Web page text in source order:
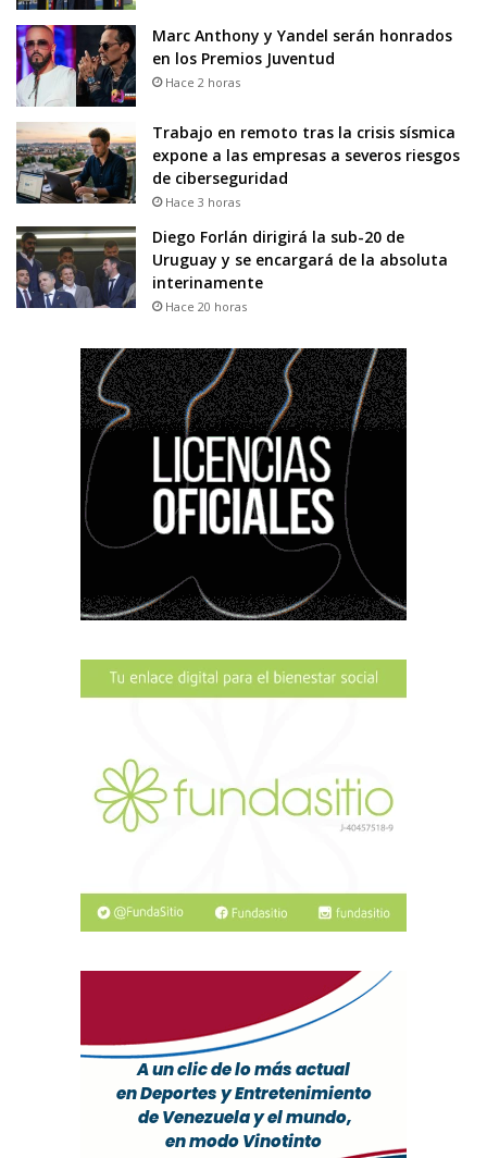
Marc Anthony y Yandel serán honrados
en los Premios Juventud
Hace 2 horas
Trabajo en remoto tras la crisis sísmica
expone a las empresas a severos riesgos
de ciberseguridad
Hace 3 horas
Diego Forlán dirigirá la sub-20 de
Uruguay y se encargará de la absoluta
interinamente
Hace 20 horas